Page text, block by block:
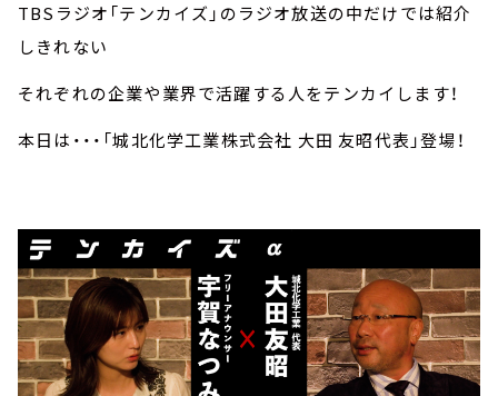
TBSラジオ「テンカイズ」のラジオ放送の中だけでは紹介
しきれない
それぞれの企業や業界で活躍する人をテンカイします！
本日は・・・「城北化学工業株式会社 大田 友昭代表」登場！